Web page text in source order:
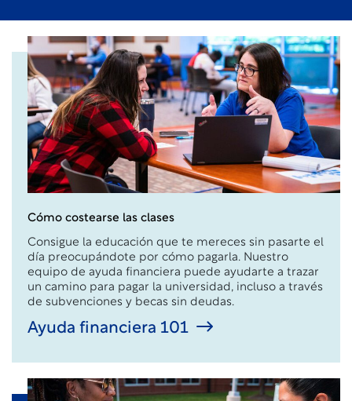
Cómo costearse las clases
Consigue la educación que te mereces sin pasarte el
día preocupándote por cómo pagarla. Nuestro
equipo de ayuda financiera puede ayudarte a trazar
un camino para pagar la universidad, incluso a través
de subvenciones y becas sin deudas.
Ayuda financiera 101